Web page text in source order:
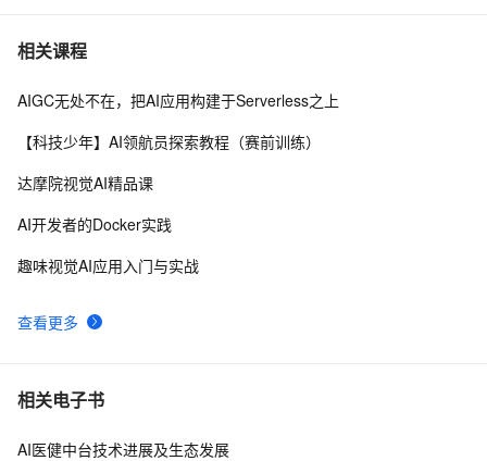
7 【AI系统】LLVM 架构设计和原理
8 【AI系统】AI系统概述与设计目标
高效视频动捕技术
10视觉AI五天训练营教程 Day 1
相关课程
查看更多
AIGC无处不在，把AI应用构建于Serverless之上
【科技少年】AI领航员探索教程（赛前训练）
达摩院视觉AI精品课
AI开发者的Docker实践
趣味视觉AI应用入门与实战
相关电子书
AI医健中台技术进展及生态发展